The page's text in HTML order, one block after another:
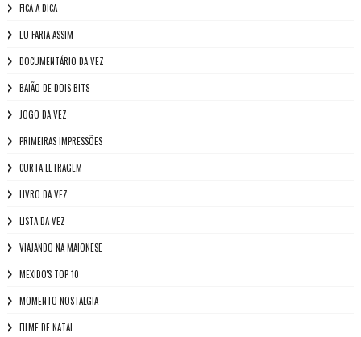
FICA A DICA
EU FARIA ASSIM
DOCUMENTÁRIO DA VEZ
BAIÃO DE DOIS BITS
JOGO DA VEZ
PRIMEIRAS IMPRESSÕES
CURTA LETRAGEM
LIVRO DA VEZ
LISTA DA VEZ
VIAJANDO NA MAIONESE
MEXIDO'S TOP 10
MOMENTO NOSTALGIA
FILME DE NATAL